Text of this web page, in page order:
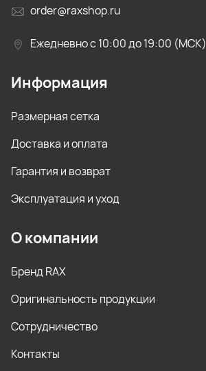
order@raxshop.ru
Ежедневно с 10:00 до 19:00 (МСК)
Информация
Размерная сетка
Доставка и оплата
Гарантия и возврат
Эксплуатация и уход
О компании
Бренд RAX
Оригинальность продукции
Сотрудничество
Контакты